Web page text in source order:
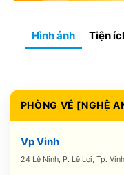
Hình ảnh Tiện
PHÒNG VÉ [NGHỆ
Vp Vinh
24 Lê Ninh, P. Lê Lợi, Tp.